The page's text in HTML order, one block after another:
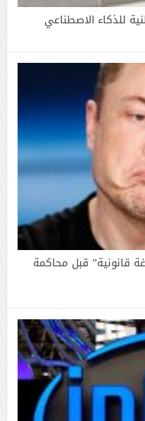
للذكاء الاصطناعي
قانونية” قبل محاكمة